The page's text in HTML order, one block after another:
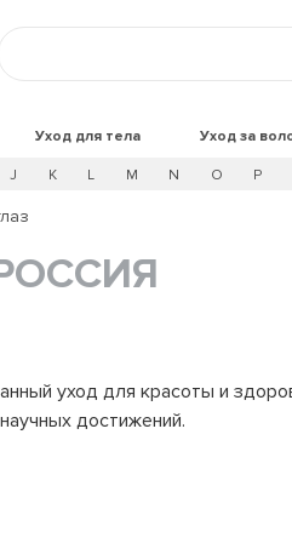
Уход для тела Уход за
J K L M N O P
уход для красоты и
достижений.
все необходимые